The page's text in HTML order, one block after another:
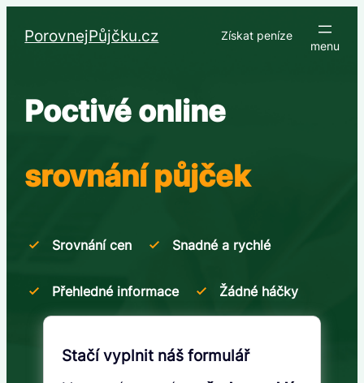
PorovnejPůjčku.cz Získat peníze
Poctivé online
srovnání půjček
Srovnání cen Snadné a rychlé
Přehledné informace Žádné háčky
Stačí vyplnit náš formulář